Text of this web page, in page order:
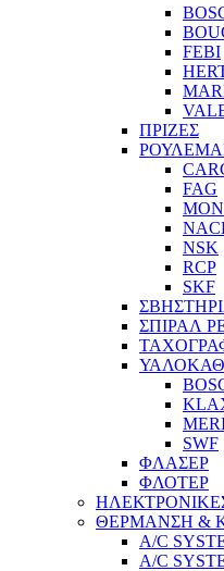
FEBI
ΠΡΙΖΕΣ
FAG
NSK
RCP
SKF
ΣΠΙΡΑΛ
SWF
ΦΛΑΣΕΡ
ΦΛΟΤΕΡ
ΘΕΡΜΑΝΣΗ &
A/C
A/C